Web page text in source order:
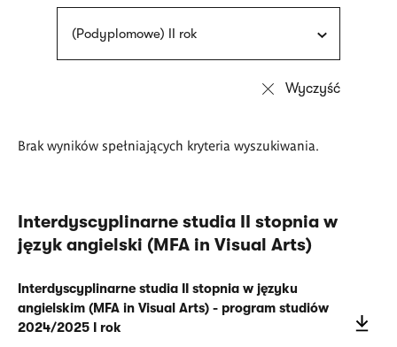
(Podyplomowe) II rok
Brak wyników spełniających kryteria wyszukiwania.
Interdyscyplinarne studia II stopnia w
język angielski (MFA in Visual Arts)
Interdyscyplinarne studia II stopnia w języku
angielskim (MFA in Visual Arts) - program studiów
2024/2025 I rok